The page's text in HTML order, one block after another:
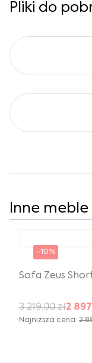
Pliki do
Inne
-10%
Sofa Zeus
3 219,00 zł2
Najniższa cena: 2